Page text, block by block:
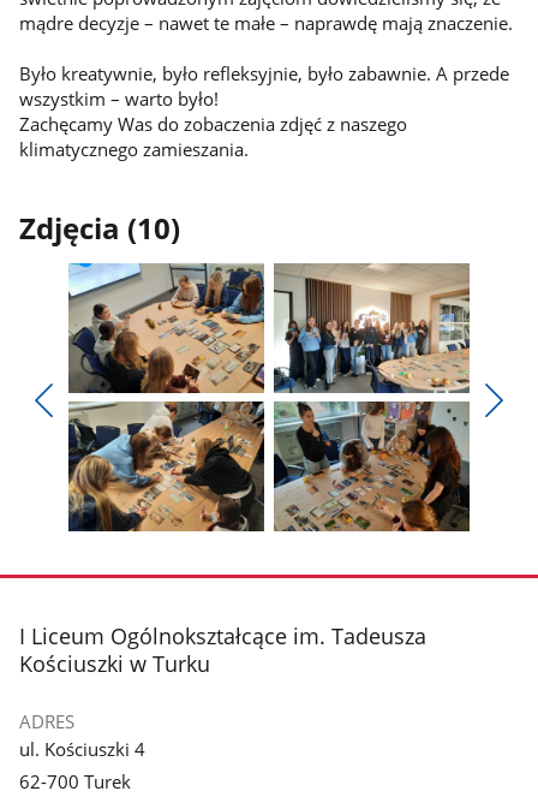
mądre decyzje – nawet te małe – naprawdę mają znaczenie.
Było kreatywnie, było refleksyjnie, było zabawnie. A przede
wszystkim – warto było!
Zachęcamy Was do zobaczenia zdjęć z naszego
klimatycznego zamieszania.
Zdjęcia (10)
Pokaż
poprzednie
zdjęcia
Pokaż
zdjęcie
1
z
galerii.
Pokaż
zdjęcie
2
z
galerii.
galerii.
galerii.
stopka
I Liceum Ogólnokształcące im. Tadeusza
Kościuszki w Turku
ADRES
ul. Kościuszki 4
62-700 Turek